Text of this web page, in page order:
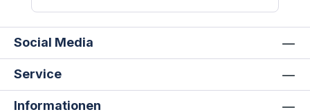
Social Media
Service
Informationen